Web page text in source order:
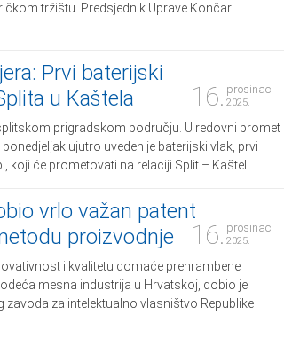
tržištu. Predsjednik Uprave Končar
16. prosinac
2025.
Prvi baterijski
u Kaštela
prigradskom području. U redovni promet
ujutro uveden je baterijski vlak, prvi
koji će prometovati na relaciji Split – Kaštel...
16. prosinac
2025.
vrlo važan patent
proizvodnje
i kvalitetu domaće prehrambene
mesna industrija u Hrvatskoj, dobio je
zavoda za intelektualno vlasništvo Republike